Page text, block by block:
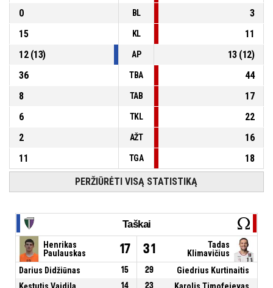
0
BL
3
15
KL
11
12(13) AP 13(12)
36
TBA
44
8
TAB
17
6
TKL
22
2
AŽT
16
11
TGA 18
PERŽIŪRĖTI VISĄ STATISTIKĄ
Taškai
Henrikas
Paulauskas
17 31
Tadas
Klimavičius
Darius Didžiūnas
15 29
Giedrius Kurtinaitis
14 23